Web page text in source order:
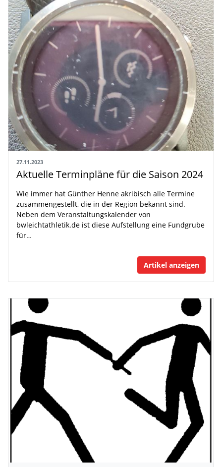
27.11.2023
Aktuelle Terminpläne für die Saison 2024
Wie immer hat Günther Henne akribisch alle Termine
zusammengestellt, die in der Region bekannt sind.
Neben dem Veranstaltungskalender von
bwleichtathletik.de ist diese Aufstellung eine Fundgrube
für…
Artikel anzeigen